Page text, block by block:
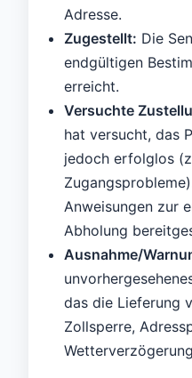
Adresse.
Zugestellt: Die
endgültigen
erreicht.
Versuchte
hat versucht, das
jedoch erfolglos
Anweisungen zur
Abholung
Ausnahme/
das die Lieferung
Zollsperre,